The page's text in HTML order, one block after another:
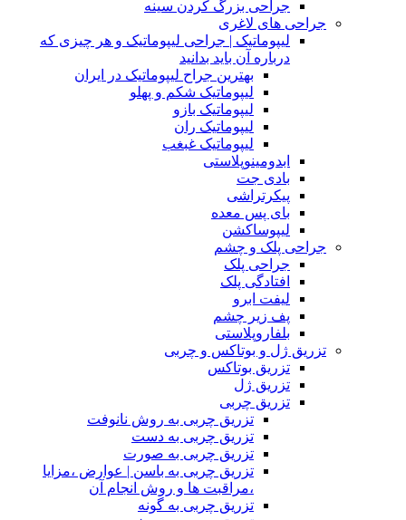
جراحی بزرگ کردن سینه
جراحی های لاغری
لیپوماتیک | جراحی لیپوماتیک و هر چیزی که
درباره آن باید بدانید
بهترین جراح لیپوماتیک در ایران
لیپوماتیک شکم و پهلو
لیپوماتیک بازو
لیپوماتیک ران
لیپوماتیک غبغب
ابدومینوپلاستی
بادی‌ جت
پیکرتراشی
بای پس معده
لیپوساکشن
جراحی پلک و چشم
جراحی پلک
افتادگی پلک
لیفت ابرو
پف زیر چشم
بلفاروپلاستی
تزریق ژل و بوتاکس و چربی
تزریق بوتاکس
تزریق ژل
تزریق چربی
تزریق چربی به روش نانوفت
تزریق چربی به دست
تزریق چربی به صورت
تزریق چربی به باسن | عوارض ،مزایا
،مراقبت ها و روش انجام آن
تزریق چربی به گونه